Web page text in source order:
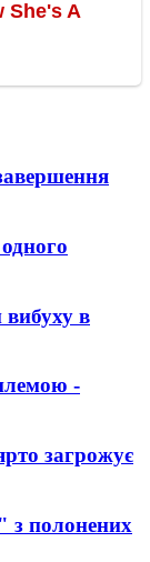
вибуху в
-
загрожує
з полонених